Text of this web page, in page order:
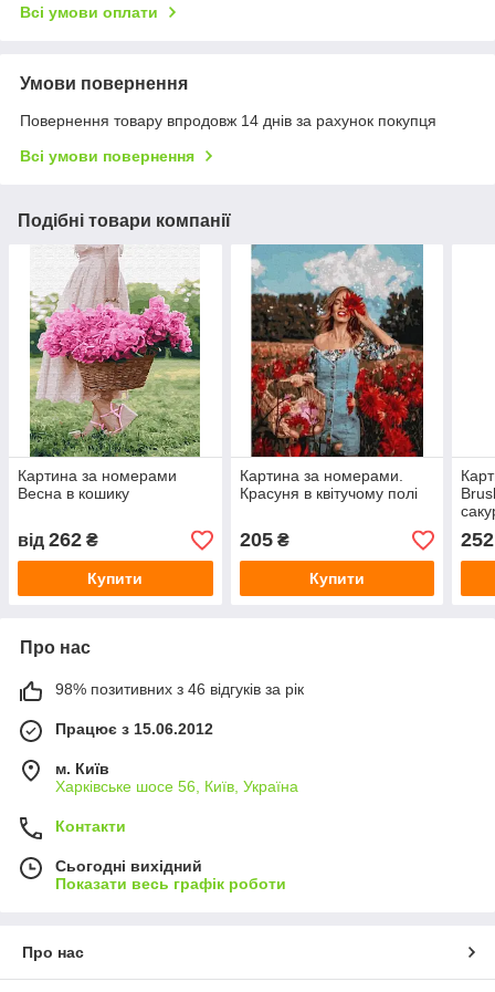
Всі умови оплати
Умови повернення
Повернення товару впродовж 14 днів за рахунок покупця
Всі умови повернення
Подібні товари компанії
Картина за номерами
Весна в кошику
від 262 ₴
Купити
Картина за номерами.
Красуня в квітучому полі
205₴
Купити
252
Про нас
98% позитивних з 46 відгуків за рік
Працює з 15.06.2012
м. Київ
Харківське шосе 56, Київ, Україна
Контакти
Сьогодні вихідний
Показати весь графік роботи
Про нас